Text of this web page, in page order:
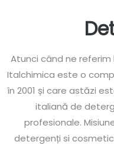
Atunci când ne
Italchimica este o
în 2001 și care astăzi
italiană de
profesionale.
detergenți si